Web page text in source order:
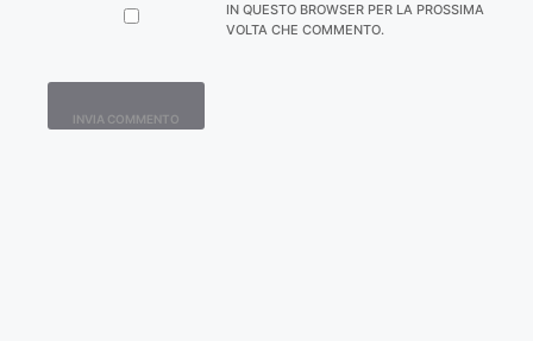
IN QUESTO BROWSER PER LA PROSSIMA
VOLTA CHE COMMENTO.